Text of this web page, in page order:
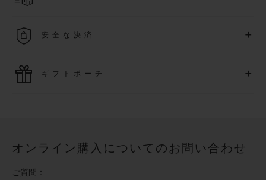
詳細を表示する
す
安全な決済 +
ご購入は迅速で安全に処理され、お客様の個人情報は確実に
ギフトポーチ +
オンライン購入についてのお問い合わせ
ご質問：